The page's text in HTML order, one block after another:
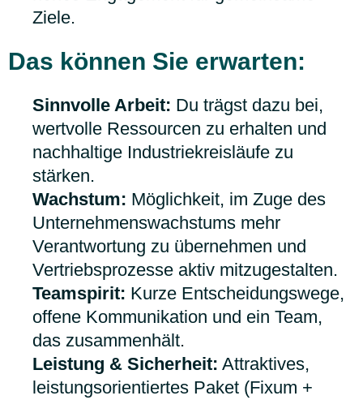
Ziele.
Das können Sie erwarten:
Sinnvolle Arbeit: Du trägst dazu bei,
wertvolle Ressourcen zu erhalten und
nachhaltige Industriekreisläufe zu
stärken.
Wachstum: Möglichkeit, im Zuge des
Unternehmenswachstums mehr
Verantwortung zu übernehmen und
Vertriebsprozesse aktiv mitzugestalten.
Teamspirit: Kurze Entscheidungswege,
offene Kommunikation und ein Team,
das zusammenhält.
Leistung & Sicherheit: Attraktives,
leistungsorientiertes Paket (Fixum +